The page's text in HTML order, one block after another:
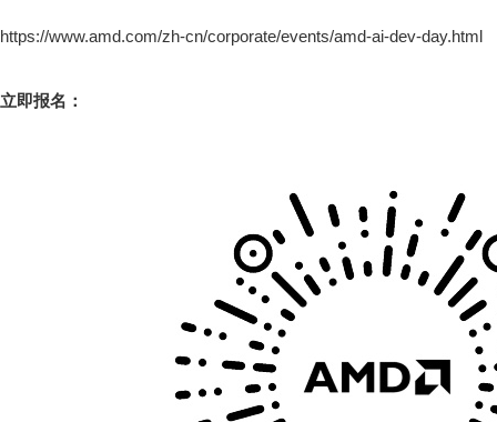
https://www.amd.com/zh-cn/corporate/events/amd-ai-dev-day.html
立即报名：